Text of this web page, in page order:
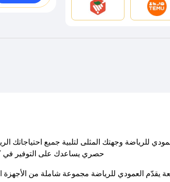
) حصري يساعدك على التوفير في
يقدّم العمودي للرياضة مجموعة شاملة من الأجهزة